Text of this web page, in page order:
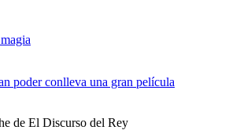
poder conlleva una gran película
de El Discurso del Rey